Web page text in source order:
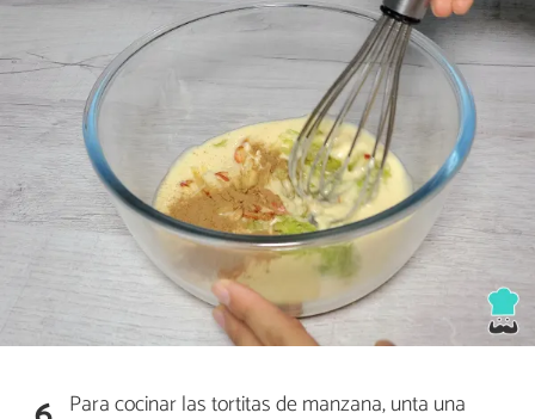
Para cocinar las tortitas de manzana, unta una